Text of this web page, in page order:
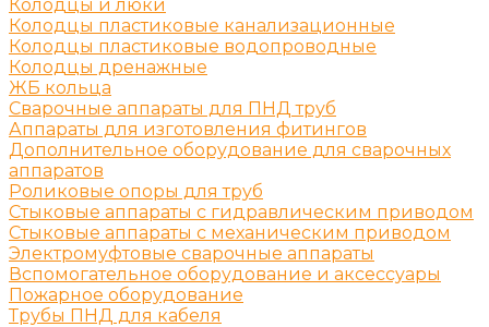
Колодцы и люки
Колодцы пластиковые канализационные
Колодцы пластиковые водопроводные
Колодцы дренажные
ЖБ кольца
Сварочные аппараты для ПНД труб
Аппараты для изготовления фитингов
Дополнительное оборудование для сварочных
аппаратов
Роликовые опоры для труб
Стыковые аппараты с гидравлическим приводом
Стыковые аппараты с механическим приводом
Электромуфтовые сварочные аппараты
Вспомогательное оборудование и аксессуары
Пожарное оборудование
Трубы ПНД для кабеля